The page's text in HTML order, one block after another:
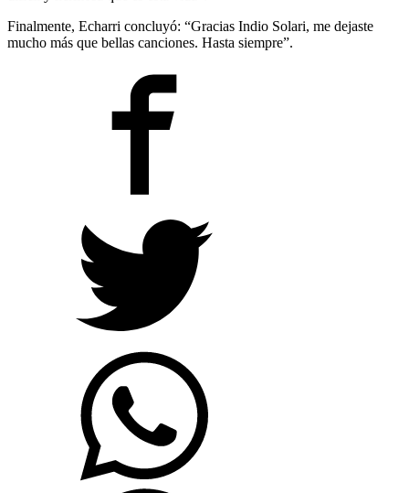
Finalmente, Echarri concluyó: “Gracias Indio Solari, me dejaste
mucho más que bellas canciones. Hasta siempre”.